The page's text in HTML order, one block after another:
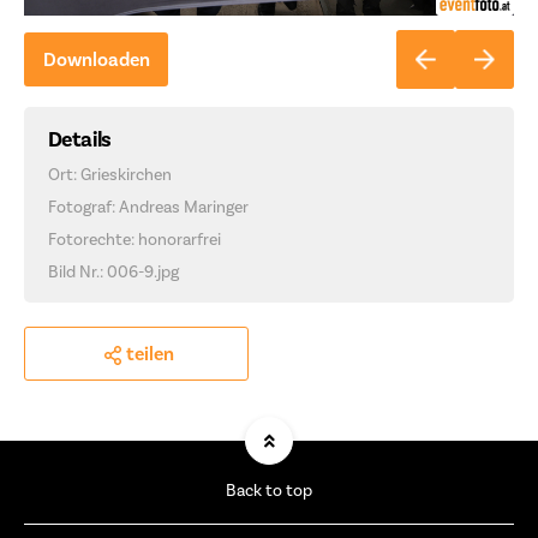
Downloaden
Details
Ort: Grieskirchen
Fotograf: Andreas Maringer
Fotorechte: honorarfrei
Bild Nr.: 006-9.jpg
teilen
Back to top